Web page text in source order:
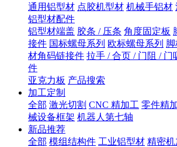
通用铝型材 点胶机型材 机械手铝材
铝型材配件
铝型材端盖 胶条 / 压条 角度固定板
接件 国标螺母系列 欧标螺母系列
材角码链接件 拉手 / 合页 / 门阻 / 门
件
亚克力板 产品搜索
加工定制
全部 激光切割 CNC 精加工 零件精
械设备框架 机器人第七轴
新品推荐
全部 模组结构件 工业铝型材 精密机